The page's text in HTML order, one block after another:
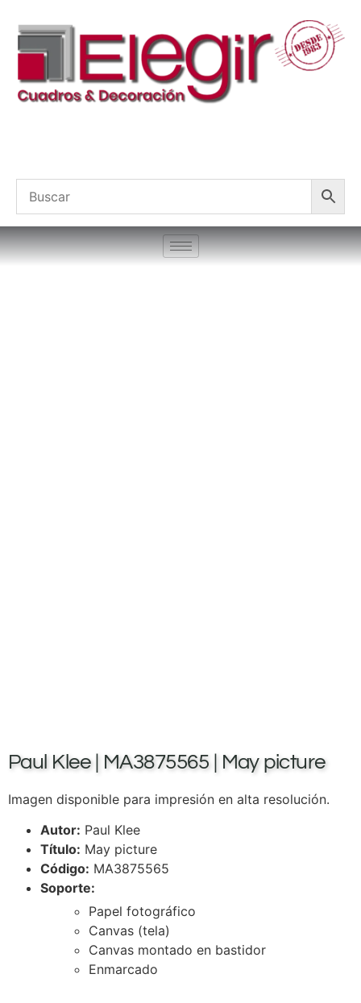
Paul Klee | MA3875565 | May picture
Imagen disponible para impresión en alta resolución.
Autor: Paul Klee
Título: May picture
Código: MA3875565
Soporte:
Papel fotográfico
Canvas (tela)
Canvas montado en bastidor
Enmarcado